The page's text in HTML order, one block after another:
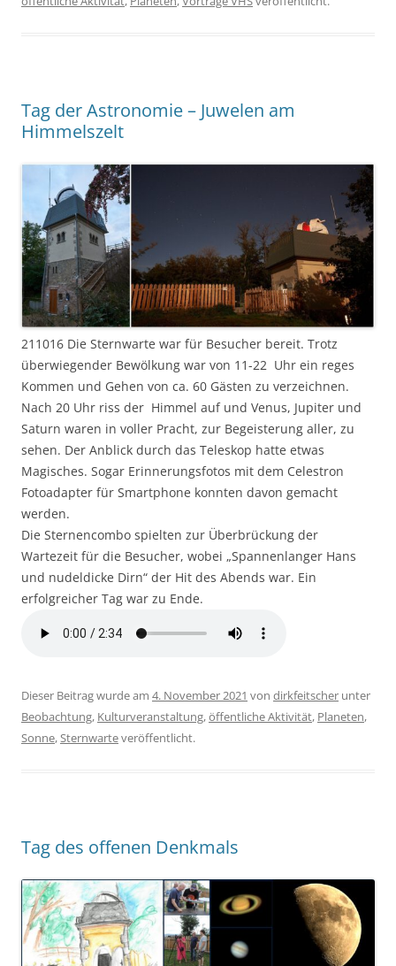
Tag der Astronomie – Juwelen am
Himmelszelt
211016 Die Sternwarte war für Besucher bereit. Trotz
überwiegender Bewölkung war von 11-22 Uhr ein reges
Kommen und Gehen von ca. 60 Gästen zu verzeichnen.
Nach 20 Uhr riss der Himmel auf und Venus, Jupiter und
Saturn waren in voller Pracht, zur Begeisterung aller, zu
sehen. Der Anblick durch das Teleskop hatte etwas
Magisches. Sogar Erinnerungsfotos mit dem Celestron
Fotoadapter für Smartphone konnten davon gemacht
werden.
Die Sternencombo spielten zur Überbrückung der
Wartezeit für die Besucher, wobei „Spannenlanger Hans
und nudeldicke Dirn“ der Hit des Abends war. Ein
erfolgreicher Tag war zu Ende.
Dieser Beitrag wurde am 4. November 2021 von dirkfeitscher unter
Beobachtung, Kulturveranstaltung,öffentliche Aktivität, Planeten,
Sonne,Sternwarteveröffentlicht.
Tag des offenen Denkmals